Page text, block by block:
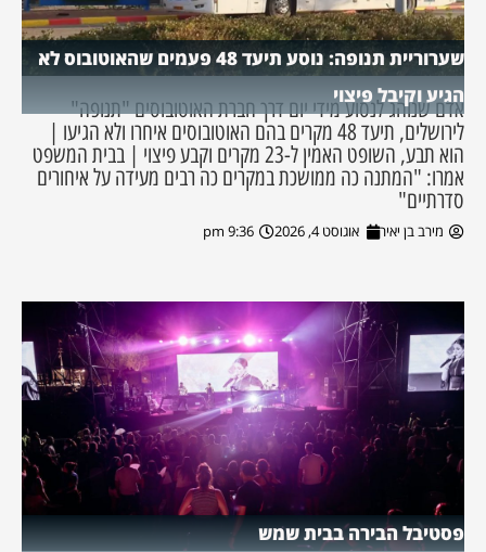
שערוריית תנופה: נוסע תיעד 48 פעמים שהאוטובוס לא
הגיע וקיבל פיצוי
אדם שנוהג לנסוע מידי יום דרך חברת האוטובוסים "תנופה"
לירושלים, תיעד 48 מקרים בהם האוטובוסים איחרו ולא הגיעו |
הוא תבע, השופט האמין ל-23 מקרים וקבע פיצוי | בבית המשפט
אמרו: "המתנה כה ממושכת במקרים כה רבים מעידה על איחורים
סדרתיים"
מירב בן יאיר אוגוסט 4, 2026 9:36 pm
פסטיבל הבירה בבית שמש